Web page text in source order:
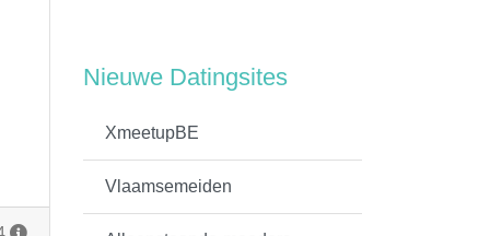
Nieuwe Datingsites
XmeetupBE
Vlaamsemeiden